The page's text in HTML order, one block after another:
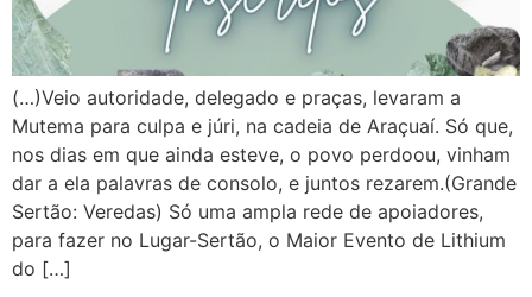
(…)Veio autoridade, delegado e praças, levaram a
Mutema para culpa e júri, na cadeia de Araçuaí. Só que,
nos dias em que ainda esteve, o povo perdoou, vinham
dar a ela palavras de consolo, e juntos rezarem.(Grande
Sertão: Veredas) Só uma ampla rede de apoiadores,
para fazer no Lugar-Sertão, o Maior Evento de Lithium
do […]